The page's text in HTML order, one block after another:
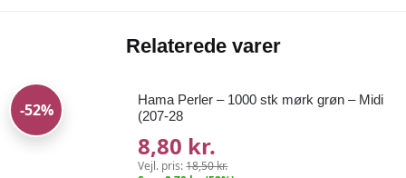
Relaterede varer
-52%
Hama Perler – 1000 stk mørk grøn – Midi
(207-28
8,80 kr.
Vejl. pris:18,50 kr.